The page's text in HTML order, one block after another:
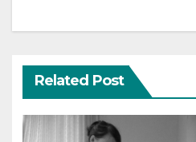
Related Post